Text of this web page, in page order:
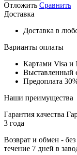
Отложить Сравнить
Доставка
Доставка в
Варианты оплаты
Картами Visa и
Выставленный
Предоплата
Наши преимущества
Гарантия качества
3 года
Возврат и обмен -
течение 7 дней в